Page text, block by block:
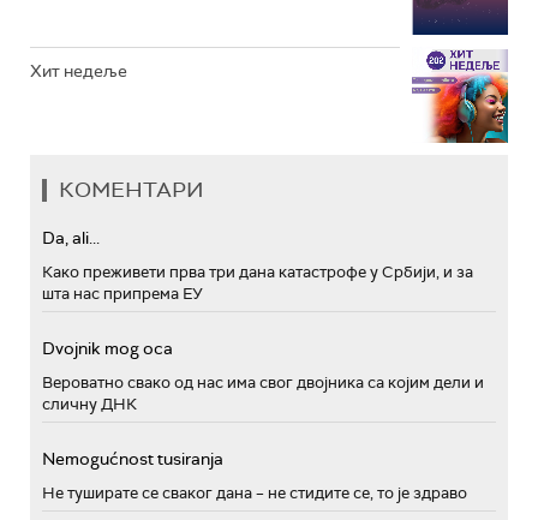
Хит недеље
КОМЕНТАРИ
Da, ali...
Како преживети прва три дана катастрофе у Србији, и за
шта нас припрема ЕУ
Dvojnik mog oca
Вероватно свако од нас има свог двојника са којим дели и
сличну ДНК
Nemogućnost tusiranja
Не туширате се сваког дана – не стидите се, то је здраво